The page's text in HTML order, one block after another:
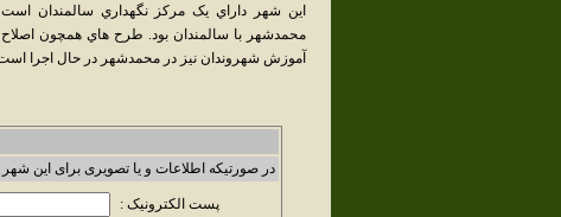
محمدشهر با سالمندان بود. طرح هاي همچون اصلاح
آموزش شهروندان نيز در محمدشهر در حال اجرا
در صورتیکه اطلاعات و یا تصویری برای این شهر
پست الکترونیک :